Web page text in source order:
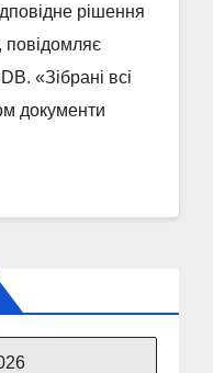
рішення
повідомляє
«Зібрані всі
документи